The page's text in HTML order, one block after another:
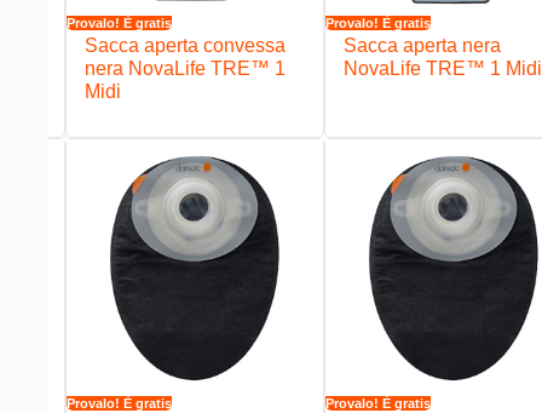
Provalo! È gratis
Sacca aperta convessa
nera NovaLife TRE™ 1
Midi
Provalo! È gratis
Sacca aperta nera
NovaLife TRE™ 1 Midi
Provalo! È gratis Provalo! È gratis